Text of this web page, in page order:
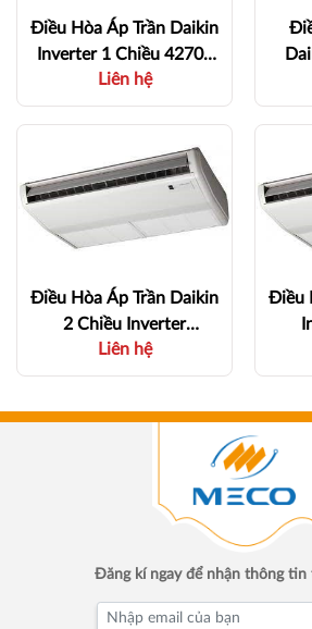
Điều Hòa Áp Trần Daikin
Inverter 1 Chiều 42700
BTU
FHFC125DV1/RZFC12
Chiều
Liên hệ
Điều Hòa Áp Trần Daikin
2 Chiều Inverter
18000Btu
FHA50CVMV/RZA50D
- 2 Chiều
Liên hệ
Điều
Đăng kí ngay để nhận thông